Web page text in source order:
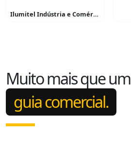
Ilumitel Indústria e Comércio de Materiais Elétricos
Muito mais que um
guia comercial.